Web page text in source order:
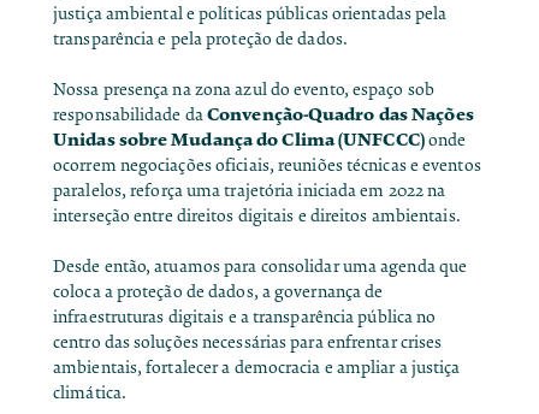
justiça ambiental e políticas públicas orientadas pela
transparência e pela proteção de dados.
Nossa presença na zona azul do evento, espaço sob
responsabilidade daConvenção-Quadro das Nações
Unidas sobre Mudança do Clima (UNFCCC)onde
ocorrem negociações oficiais, reuniões técnicas e eventos
paralelos, reforça umatrajetória iniciada em 2022na
interseção entre direitos digitais e direitos ambientais.
Desde então, atuamos para consolidar uma agenda que
coloca a proteção de dados, a governança de
infraestruturas digitais e a transparência pública no
centro das soluções necessárias para enfrentar crises
ambientais, fortalecer a democracia e ampliar a justiça
climática.